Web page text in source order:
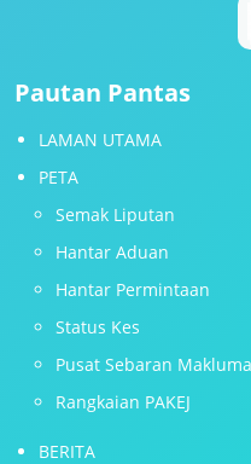
Pautan Pantas
LAMAN UTAMA
PETA
Semak Liputan
Hantar Aduan
Hantar Permintaan
Status Kes
Pusat Sebaran
Rangkaian PAKEJ
BERITA